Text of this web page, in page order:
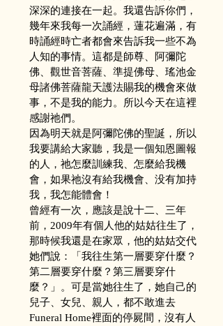
深深的連接在一起。我還告訴你們，
幾年來我每一次誦經，蓮花遍滿，有
時誦經時亡者都會來告訴我一些不為
人知的事情。這都是師尊、阿彌陀
佛、觀世音菩薩、準提佛母、瑤池金
母諸佛菩薩龍天護法賜我的機會來做
事，不是我的能力。所以今天在這裡
感謝祂們。
因為明天就是阿彌陀佛的聖誕，所以
我要講給大家聽，我是一個知恩圖報
的人，祂怎麼訓練我、怎麼給我機
會，如果祂沒有給我機會、没有加持
我，我怎能體會！
曾經有一次，應該是說十二、三年
前，2009年有個人他的姑姑往生了，
那時候我還是在家眾，他的姑姑交代
她們說：「我往生第一層要穿什麼？
第二層要穿什麼？第三層要穿什
麼？」。可是當她往生了，她自己的
兒子、女兒、親人，都不敢進去
Funeral Home裡面的停屍間，沒有人